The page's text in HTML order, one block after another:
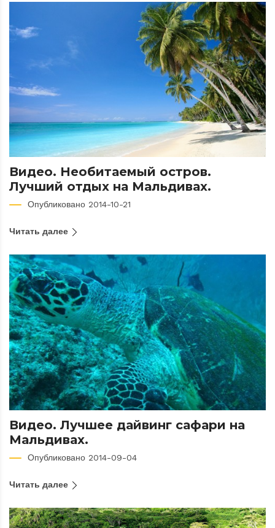
Видео. Необитаемый остров.
Лучший отдых на Мальдивах.
Опубликовано 2014-10-21
Читать далее
Видео. Лучшее дайвинг сафари на
Мальдивах.
Опубликовано 2014-09-04
Читать далее